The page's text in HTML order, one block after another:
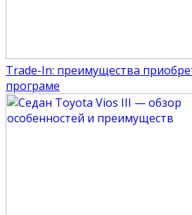
Trade-In: преимущества
програме